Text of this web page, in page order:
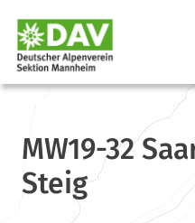
MW19-32
Steig